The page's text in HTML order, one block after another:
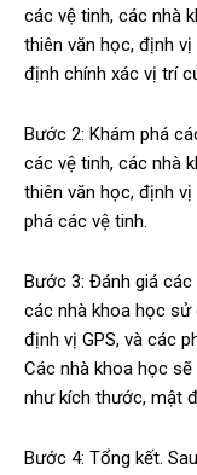
các vệ tinh, các nhà
thiên văn học, định
định chính xác vị trí
Bước 2: Khám phá
các vệ tinh, các nhà
thiên văn học, định
phá các vệ tinh.
Bước 3: Đánh giá các
các nhà khoa học sử
định vị GPS, và các
Các nhà khoa học
như kích thước, mật
Bước 4: Tổng kết.